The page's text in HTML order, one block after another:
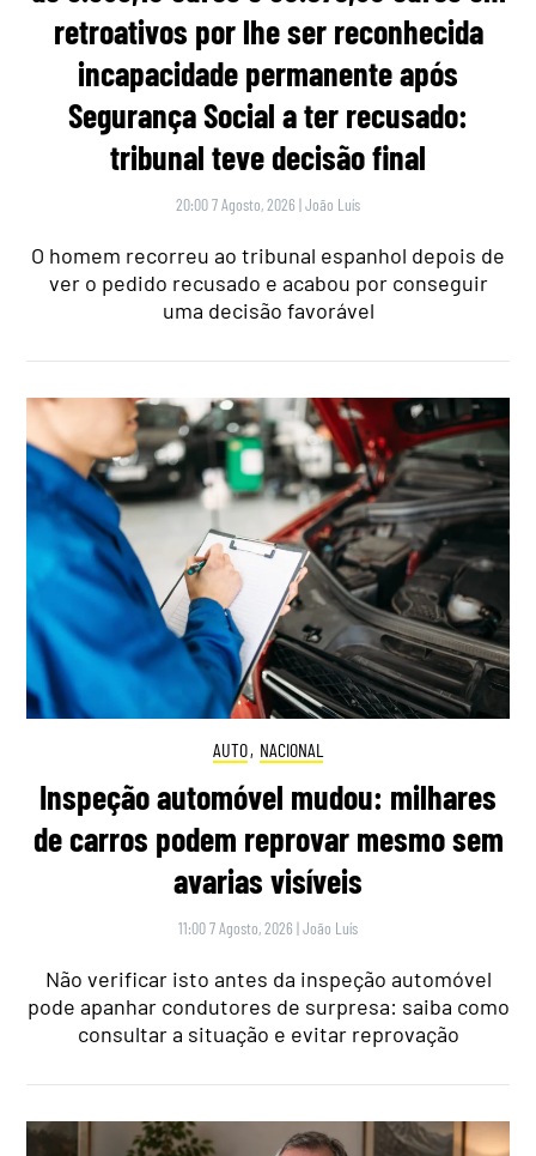
retroativos por lhe ser reconhecida
incapacidade permanente após
Segurança Social a ter recusado:
tribunal teve decisão final
20:00 7 Agosto, 2026 |João Luís
O homem recorreu ao tribunal espanhol depois de
ver o pedido recusado e acabou por conseguir
uma decisão favorável
AUTO, NACIONAL
Inspeção automóvel mudou: milhares
de carros podem reprovar mesmo sem
avarias visíveis
11:00 7 Agosto, 2026 |João Luís
Não verificar isto antes da inspeção automóvel
pode apanhar condutores de surpresa: saiba como
consultar a situação e evitar reprovação